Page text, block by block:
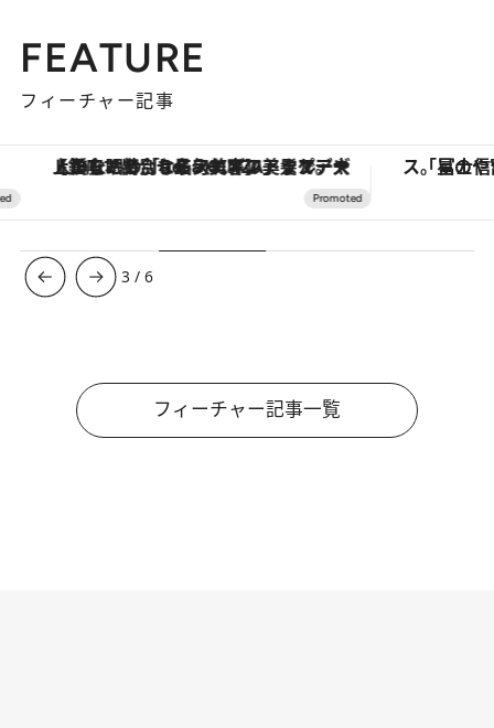
FEATURE
フィーチャー記事
「星のや富士」でデジタルデトックス。冨士信仰の歴史を辿り、心身を調える。
4 /6
フィーチャー記事一覧